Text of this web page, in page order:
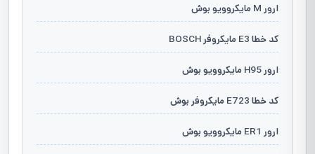
ارور M مایکروویو بوش
کد خطا E3 مایکروفر BOSCH
ارور H95 مایکروویو بوش
کد خطا E723 مایکروفر بوش
ارور ER1 مایکروویو بوش